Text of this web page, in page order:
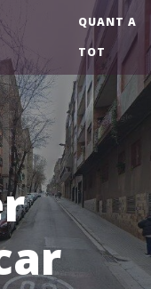
QUANT A
TOT